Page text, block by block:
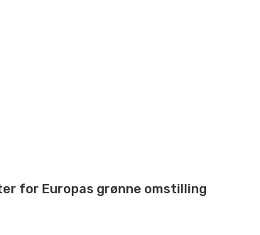
for Europas grønne omstilling